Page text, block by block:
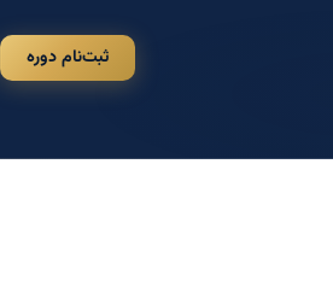
ثبت‌نام دوره